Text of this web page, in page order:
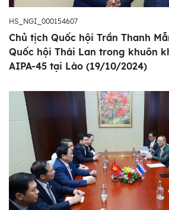
HS_NGI_000154607
Chủ tịch Quốc hội Trần Thanh
Quốc hội Thái Lan trong khuôn
AIPA-45 tại Lào (19/10/2024)